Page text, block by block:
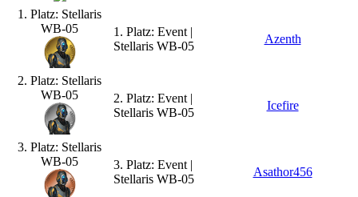
1. Platz: Stellaris
WB-05
1. Platz: Event |
Stellaris WB-05
Azenth
2. Platz: Stellaris
WB-05
2. Platz: Event |
Stellaris WB-05
Icefire
3. Platz: Stellaris
WB-05
3. Platz: Event |
Stellaris WB-05
Asathor456